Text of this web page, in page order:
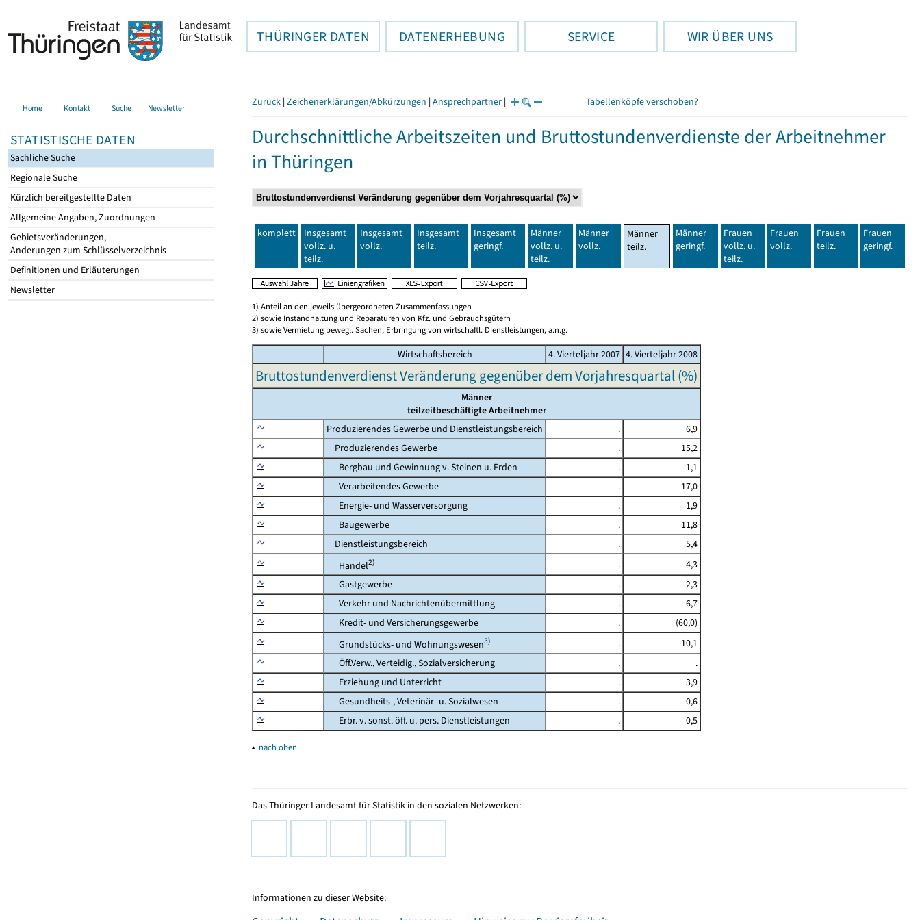
THÜRINGER DATEN DATENERHEBUNG SERVICE WIR ÜBER UNS
Home Kontakt Suche Newsletter
STATISTISCHE DATEN
Sachliche Suche
Regionale Suche
Kürzlich bereitgestellte Daten
Allgemeine Angaben, Zuordnungen
Gebietsveränderungen,
Änderungen zum Schlüsselverzeichnis
Definitionen und Erläuterungen
Newsletter
Zurück | Zeichenerklärungen/Abkürzungen | Ansprechpartner | Tabellenköpfe verschoben?
Durchschnittliche Arbeitszeiten und Bruttostundenverdienste der Arbeitnehmer
in Thüringen
komplett
Insgesamt
vollz. u.
teilz.
Insgesamt
vollz.
Insgesamt
teilz.
Insgesamt
geringf.
Männer
vollz. u.
teilz.
Männer
vollz.
Männer
teilz.
Männer
geringf.
Frauen
vollz. u.
teilz.
Frauen
vollz.
Frauen
teilz.
Frauen
geringf.
1) Anteil an den jeweils übergeordneten Zusammenfassungen
2) sowie Instandhaltung und Reparaturen von Kfz. und Gebrauchsgütern
3) sowie Vermietung bewegl. Sachen, Erbringung von wirtschaftl. Dienstleistungen, a.n.g.
Wirtschaftsbereich 4. Vierteljahr 2007 4. Vierteljahr 2008
Bruttostundenverdienst Veränderung gegenüber dem Vorjahresquartal (%)
Männer
teilzeitbeschäftigte Arbeitnehmer
Produzierendes Gewerbe und Dienstleistungsbereich
.
6,9
Produzierendes Gewerbe
.
15,2
Bergbau und Gewinnung v. Steinen u. Erden
.
1,1
Verarbeitendes Gewerbe
.
17,0
Energie- und Wasserversorgung
.
1,9
Baugewerbe
.
11,8
Dienstleistungsbereich
.
5,4
Handel2) .
4,3
Gastgewerbe
.
- 2,3
Verkehr und Nachrichtenübermittlung
.
6,7
Kredit- und Versicherungsgewerbe
.
(60,0)
Grundstücks- und Wohnungswesen3) .
10,1
Öff.Verw., Verteidig., Sozialversicherung
.
.
Erziehung und Unterricht
.
3,9
Gesundheits-, Veterinär- u. Sozialwesen
.
0,6
Erbr. v. sonst. öff. u. pers. Dienstleistungen
. - 0,5
▴ nach oben
Das Thüringer Landesamt für Statistik in den sozialen Netzwerken:
Informationen zu dieser Website: